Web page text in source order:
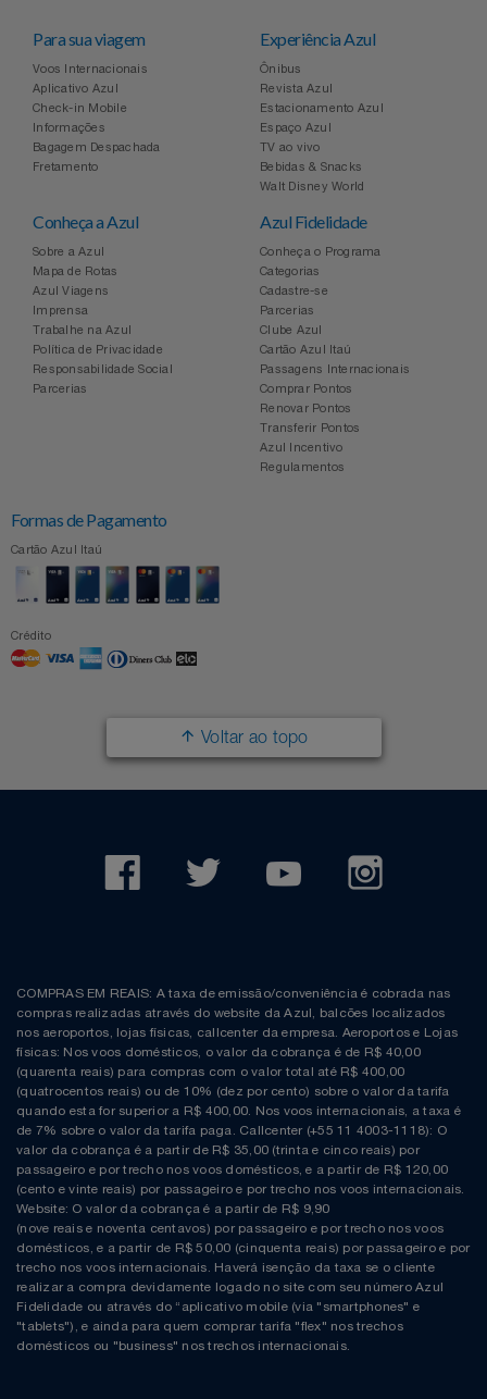
Para sua viagem
Voos Internacionais
Aplicativo Azul
Check-in Mobile
Informações
Bagagem Despachada
Fretamento
Experiência Azul
Ônibus
Revista Azul
Estacionamento Azul
Espaço Azul
TV ao vivo
Bebidas & Snacks
Walt Disney World
Conheça a Azul
Sobre a Azul
Mapa de Rotas
Azul Viagens
Imprensa
Trabalhe na Azul
Política de Privacidade
Responsabilidade Social
Parcerias
Azul Fidelidade
Conheça o Programa
Categorias
Cadastre-se
Parcerias
Clube Azul
Cartão Azul Itaú
Passagens Internacionais
Comprar Pontos
Renovar Pontos
Transferir Pontos
Azul Incentivo
Regulamentos
Formas de Pagamento
Cartão Azul Itaú
Crédito
Voltar ao topo
COMPRAS EM REAIS: A taxa de emissão/conveniência é cobrada nas
compras realizadas através do website da Azul, balcões localizados
nos aeroportos, lojas físicas, callcenter da empresa. Aeroportos e Lojas
físicas: Nos voos domésticos, o valor da cobrança é de R$ 40,00
(quarenta reais) para compras com o valor total até R$ 400,00
(quatrocentos reais) ou de 10% (dez por cento) sobre o valor da tarifa
quando esta for superior a R$ 400,00. Nos voos internacionais, a taxa é
de 7% sobre o valor da tarifa paga. Callcenter (+55 11 4003-1118): O
valor da cobrança é a partir de R$ 35,00 (trinta e cinco reais) por
passageiro e por trecho nos voos domésticos, e a partir de R$ 120,00
(cento e vinte reais) por passageiro e por trecho nos voos internacionais.
Website: O valor da cobrança é a partir de R$ 9,90
(nove reais e noventa centavos) por passageiro e por trecho nos voos
domésticos, e a partir de R$ 50,00 (cinquenta reais) por passageiro e por
trecho nos voos internacionais. Haverá isenção da taxa se o cliente
realizar a compra devidamente logado no site com seu número Azul
Fidelidade ou através do “aplicativo mobile (via "smartphones" e
"tablets"), e ainda para quem comprar tarifa "flex" nos trechos
domésticos ou "business" nos trechos internacionais.